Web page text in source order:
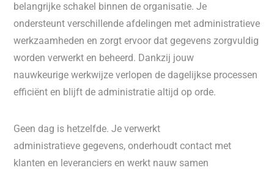
belangrijke schakel binnen de organisatie. Je
ondersteunt verschillende afdelingen met administratieve
werkzaamheden en zorgt ervoor dat gegevens zorgvuldig
worden verwerkt en beheerd. Dankzij jouw
nauwkeurige werkwijze verlopen de dagelijkse processen
efficiënt en blijft de administratie altijd op orde.
Geen dag is hetzelfde. Je verwerkt
administratieve gegevens, onderhoudt contact met
klanten en leveranciers en werkt nauw samen